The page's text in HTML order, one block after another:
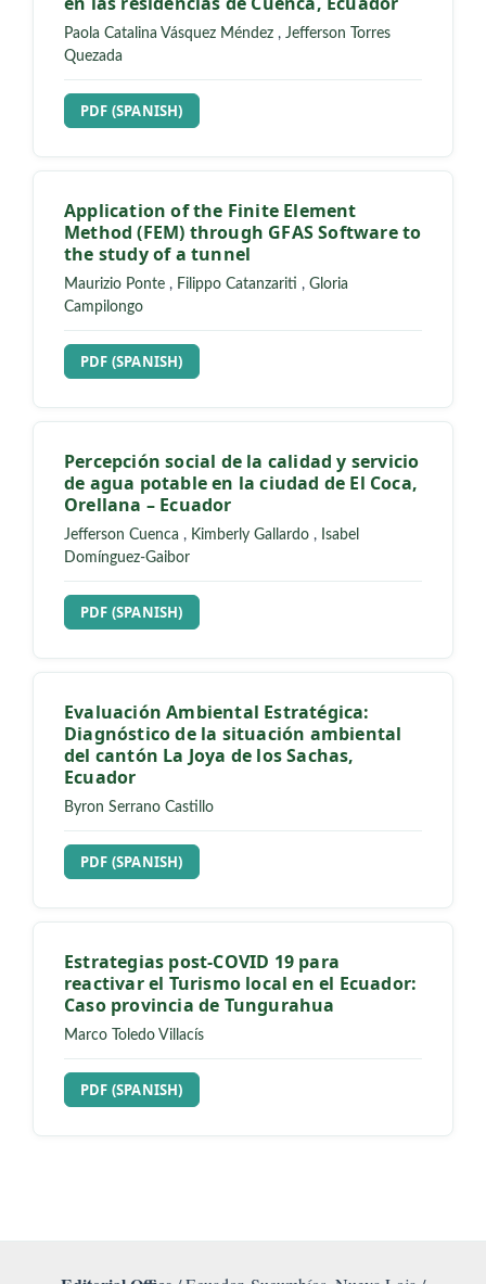
Paola Catalina Vásquez Méndez , Jefferson Torres
Quezada
REQUIRES SUBSCRIPTION
PDF (SPANISH)
Application of the Finite Element
Method (FEM) through GFAS Software to
the study of a tunnel
Maurizio Ponte , Filippo Catanzariti , Gloria
Campilongo
REQUIRES SUBSCRIPTION
PDF (SPANISH)
Percepción social de la calidad y servicio
de agua potable en la ciudad de El Coca,
Orellana – Ecuador
Jefferson Cuenca , Kimberly Gallardo , Isabel
Domínguez-Gaibor
REQUIRES SUBSCRIPTION
PDF (SPANISH)
Evaluación Ambiental Estratégica:
Diagnóstico de la situación ambiental
del cantón La Joya de los Sachas,
Ecuador
Byron Serrano Castillo
REQUIRES SUBSCRIPTION
PDF (SPANISH)
Estrategias post-COVID 19 para
reactivar el Turismo local en el Ecuador:
Caso provincia de Tungurahua
Marco Toledo Villacís
REQUIRES SUBSCRIPTION
PDF (SPANISH)